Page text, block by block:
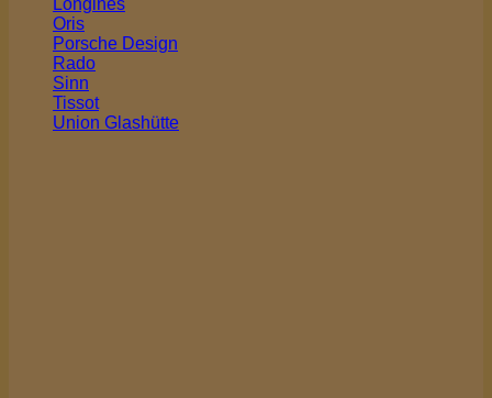
Oris
Porsche Design
Rado
Sinn
Tissot
Union Glashütte